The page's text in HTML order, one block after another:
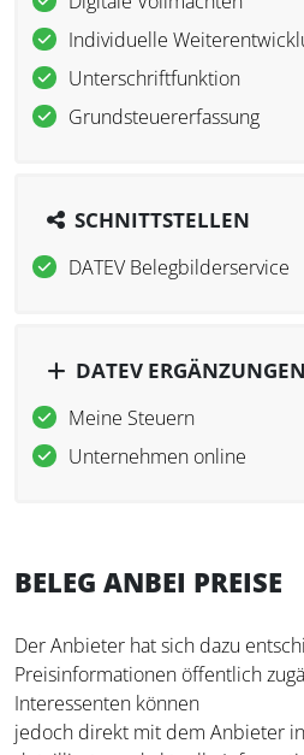
Individuelle
Unterschriftfunktion
Grundsteuererfassung
SCHNITTSTELLEN
DATEV Belegbilderservice
DATEV ERGÄNZUNGEN
Meine Steuern
Unternehmen online
BELEG ANBEI PREISE
Der Anbieter hat sich dazu
Preisinformationen öffentlich
Interessenten können
jedoch direkt mit dem Anbieter